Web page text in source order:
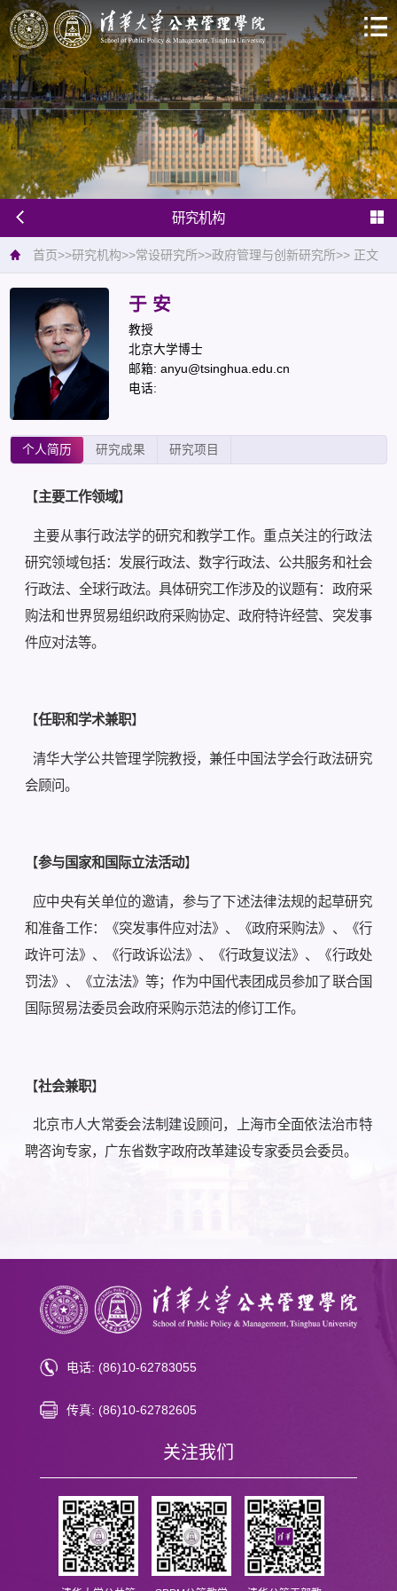
研究机构
首页>>研究机构>>常设研究所>>政府管理与创新研究所>> 正文
于 安
教授
北京大学博士
邮箱: anyu@tsinghua.edu.cn
电话:
个人简历 研究成果 研究项目
【主要工作领域】
主要从事行政法学的研究和教学工作。重点关注的行政法
研究领域包括：发展行政法、数字行政法、公共服务和社会
行政法、全球行政法。具体研究工作涉及的议题有：政府采
购法和世界贸易组织政府采购协定、政府特许经营、突发事
件应对法等。
【任职和学术兼职】
清华大学公共管理学院教授，兼任中国法学会行政法研究
会顾问。
【参与国家和国际立法活动】
应中央有关单位的邀请，参与了下述法律法规的起草研究
和准备工作：《突发事件应对法》、《政府采购法》、《行
政许可法》、《行政诉讼法》、《行政复议法》、《行政处
罚法》、《立法法》等；作为中国代表团成员参加了联合国
国际贸易法委员会政府采购示范法的修订工作。
【社会兼职】
北京市人大常委会法制建设顾问，上海市全面依法治市特
聘咨询专家，广东省数字政府改革建设专家委员会委员。
电话: (86)10-62783055
传真: (86)10-62782605
关注我们